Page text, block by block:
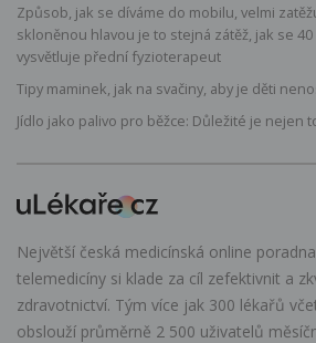
Způsob, jak se díváme do mobilu, velmi
skloněnou hlavou je to stejná zátěž, jak se
vysvětluje přední fyzioterapeut
Tipy maminek, jak na svačiny, aby je děti
Jídlo jako palivo pro běžce: Důležité je nejen
Největší česká medicínská online
telemedicíny si klade za cíl zefektivnit a
zdravotnictví. Tým více jak 300 lékařů
obslouží průměrně 2 500 uživatelů